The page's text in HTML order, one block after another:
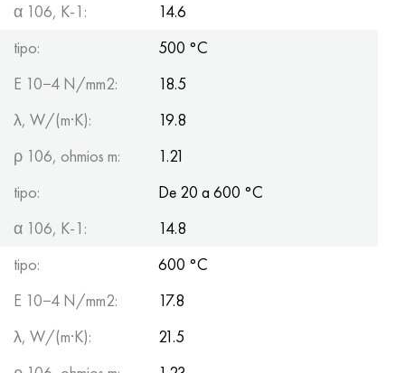
α 106, K-1:
14.6
tipo:
500 °C
E 10−4 N/mm2:
18.5
λ, W/(m·K):
19.8
ρ 106, ohmios m:
1.21
tipo:
De 20 a 600 °С
α 106, K-1:
14.8
tipo:
600 °C
E 10−4 N/mm2:
17.8
λ, W/(m·K):
21.5